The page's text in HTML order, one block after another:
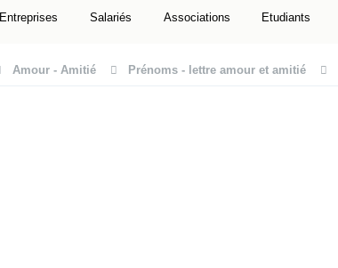
Entreprises Salariés Associations Etudiants
Amour - Amitié Prénoms - lettre amour et amitié